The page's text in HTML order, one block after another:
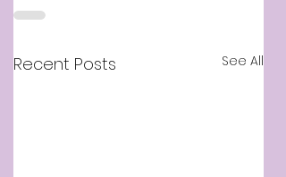
Recent Posts See All